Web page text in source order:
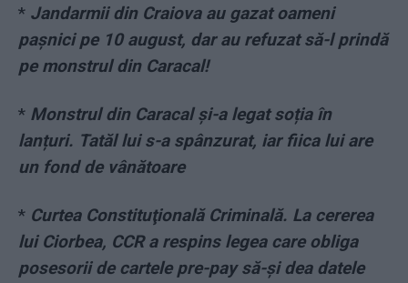
* Jandarmii din Craiova au gazat oameni
pașnici pe 10 august, dar au refuzat să-l prindă
pe monstrul din Caracal!
* Monstrul din Caracal și-a legat soția în
lanțuri. Tatăl lui s-a spânzurat, iar fiica lui are
un fond de vânătoare
* Curtea Constituţională Criminală. La cererea
lui Ciorbea, CCR a respins legea care obliga
posesorii de cartele pre-pay să-şi dea datele